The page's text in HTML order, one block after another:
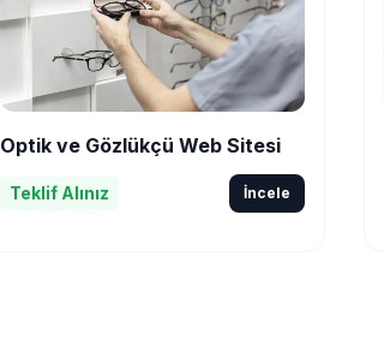
Optik ve Gözlükçü Web Sitesi
Teklif Alınız İncele